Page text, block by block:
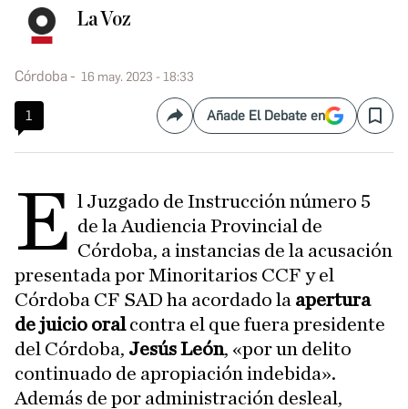
La Voz
Córdoba 16 may. 2023 - 18:33
1 CompartirAñade El Debate en Save
E l Juzgado de Instrucción número 5
de la Audiencia Provincial de
Córdoba, a instancias de la acusación
presentada por Minoritarios CCF y el
Córdoba CF SAD ha acordado la apertura
de juicio oralcontra el que fuera presidente
del Córdoba, Jesús León, «por un delito
continuado de apropiación indebida».
Además de por administración desleal,